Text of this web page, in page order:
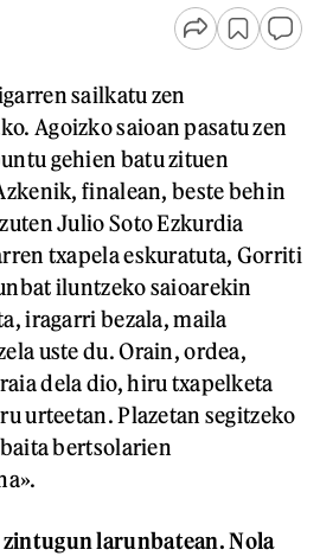
sailkatu zen
Agoizko saioan pasatu zen
gehien batu zituen
finalean, beste behin
Julio Soto Ezkurdia
txapela eskuratuta, Gorriti
iluntzeko saioarekin
iragarri bezala, maila
uste du. Orain, ordea,
dela dio, hiru txapelketa
urteetan. Plazetan segitzeko
bertsolarien
larunbatean.Nola